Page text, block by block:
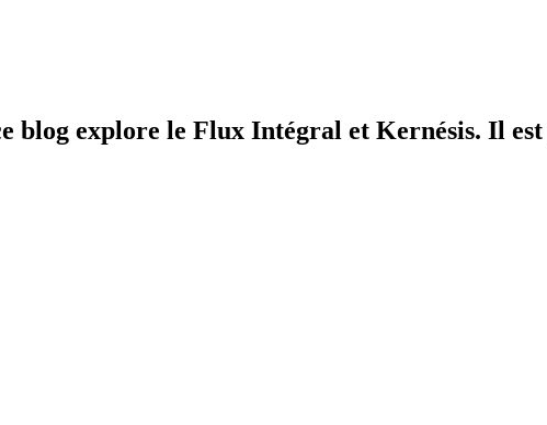
blog explore le Flux Intégral et Kernésis. Il